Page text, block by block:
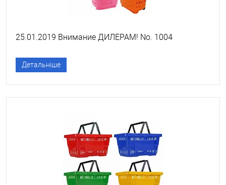
25.01.2019 Внимание ДИЛЕРАМ! No. 1004
Детальніше